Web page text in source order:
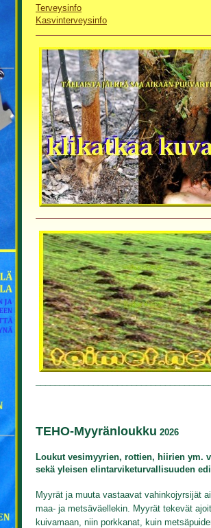
Terveysinfo
Kasvinterveysinfo
TEHO-Myyränloukku 2026
Loukut vesimyyrien, rottien, hiirien ym.
sekä yleisen elintarviketurvallisuuden
Myyrät ja muuta vastaavat vahinkojyrsijät
maa- ja metsäväellekin. Myyrät tekevät
kuivamaan, niin porkkanat, kuin